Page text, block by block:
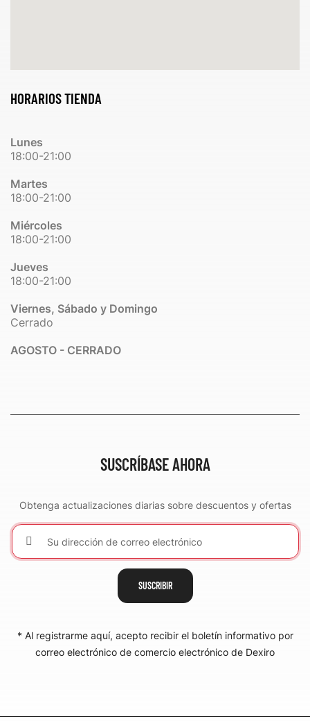
HORARIOS TIENDA
Lunes
18:00-21:00
Martes
18:00-21:00
Miércoles
18:00-21:00
Jueves
18:00-21:00
Viernes, Sábado y Domingo
Cerrado
AGOSTO - CERRADO
SUSCRÍBASE AHORA
Obtenga actualizaciones diarias sobre descuentos y ofertas
SUSCRIBIR
* Al registrarme aquí, acepto recibir el boletín informativo por
correo electrónico de comercio electrónico de Dexiro